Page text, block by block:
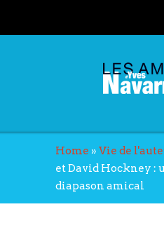
Home » Vie de
et David Hockney :
diapason amical